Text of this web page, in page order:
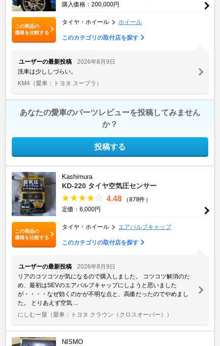
この商品の
価格を比較する
購入価格：200,000円
タイヤ・ホイール ホイール
このカテゴリの取付店を探す
ユーザーの最新投稿
2026年8月9日
洗車は少ししづらい。
KM4 （愛車：トヨタ スープラ）
あなたの愛車のパーツレビューを投稿してみません
か？
投稿する
この商品の
価格を比較する
Kashimura
KD-220 タイヤ空気圧センサー
4.48
（878件）
定価：6,000円
タイヤ・ホイール エアバルブキャップ
このカテゴリの取付店を探す
ユーザーの最新投稿
2026年8月9日
リアのコツコツが気になるので購入しました。 コツコツ解消のた
め、最初はSEVのエアバルブキャップにしようと思いました
が・・・・なぜ効くのかが不明な点と、高価だったのでやめまし
た。 とりあえず空気 ...
にしむー屋 （愛車：トヨタ クラウン（クロスオーバー））
NISMO